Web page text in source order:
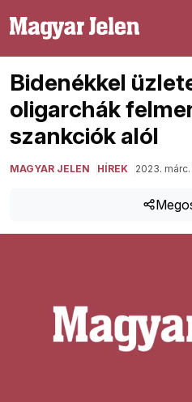
Bidenékkel
oligarchák
szankciók alól
MAGYAR JELEN HÍREK 2023.